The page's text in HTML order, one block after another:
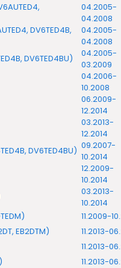
04.2005-
04.2008
DV6TED4B,
04.2005-
04.2008
DV6TED4BU)
04.2005-
03.2009
04.2006-
10.2008
06.2009-
12.2014
03.2013-
12.2014
DV6TED4BU) 09.2007-
10.2014
12.2009-
10.2014
03.2013-
10.2014
11.2009-
EB2DTM)
11.2013-
11.2013-
11.2013-